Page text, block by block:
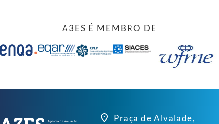
A3ES É MEMBRO DE
Praça de Alvalade,